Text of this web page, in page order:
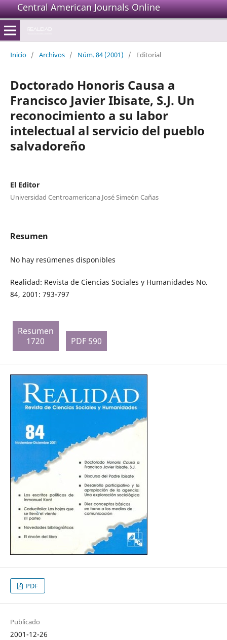
Central American Journals Online
Inicio / Archivos / Núm. 84 (2001) / Editorial
Doctorado Honoris Causa a
Francisco Javier Ibisate, S.J. Un
reconocimiento a su labor
intelectual al servicio del pueblo
salvadoreño
El Editor
Universidad Centroamericana José Simeón Cañas
Resumen
No hay resúmenes disponibles
Realidad: Revista de Ciencias Sociales y Humanidades No.
84, 2001: 793-797
Resumen
1720
PDF 590
PDF
Publicado
2001-12-26